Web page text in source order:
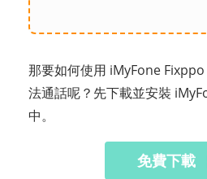
那要如何使用 iMyFone
法通話呢？先下載並安裝
中。
免費下載